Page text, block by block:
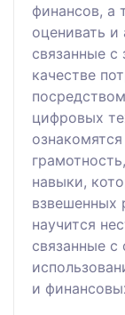
финансов, а
оценивать и
связанные
качестве
цифровых
навыки,
взвешенных
научится
связанные
и